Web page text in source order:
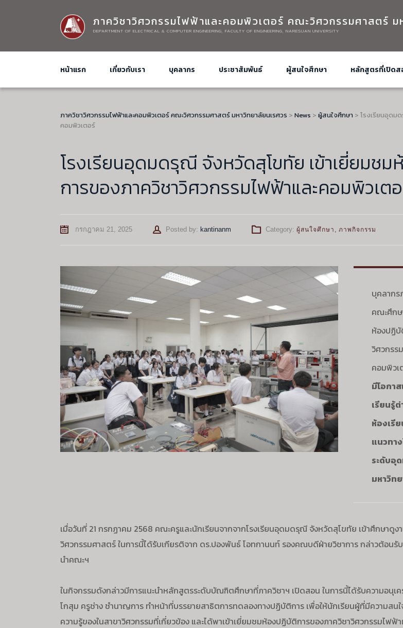
ภาควิชาวิศวกรรมไฟฟ้าและคอมพิวเตอร์ คณะวิศวกรรมศาสตร์ ม
DEPARTMENT OF ELECTRICAL & COMPUTER ENGINEERING, FACULTY OF ENGINEERING, NARESUAN UNIVERSITY
หน้าแรก เกี่ยวกับเรา บุคลากร ประชาสัมพันธ์ ผู้สนใจศึกษา หลักสูตรที่เปิดส
ภาควิชาวิศวกรรมไฟฟ้าและคอมพิวเตอร์ คณะวิศวกรรมศาสตร์ มหาวิทยาลัยนเรศวร > News > ผู้สนใจศึกษา > โรงเรียนอุดม
คอมพิวเตอร์
โรงเรียนอุดมดรุณี จังหวัดสุโขทัย เข้าเยี่ยมช
การของภาควิชาวิศวกรรมไฟฟ้าและคอมพิวเต
กรกฎาคม 21, 2025 Posted by: Author
kantinanm Category: ผู้สนใจศึกษา , ภาพกิจกรรม
บุคลากร
คณะศึกษ
ห้องปฏิบั
วิศวกรร
คอมพิวเ
มีโอกา
เรียนรู้
ห้องเรี
แนวทา
ระดับอุ
มหาวิท
เมื่อวันที่ 21 กรกฏาคม 2568 คณะครูและนักเรียนจากจากโรงเรียนอุดมดรุณี จังหวัดสุโขทัย เข้าศึกษาดู
วิศวกรรมศาสตร์ ในการนี้ได้รับเกียรติจาก ดร.ปองพันธ์ โอทกานนท์ รองคณบดีฝ่ายวิชาการ กล่าวต้อนรั
นำคณะฯ
ในกิจกรรมดังกล่าวมีการแนะนำหลักสูตรระดับบัณฑิตศึกษาที่ภาควิชาฯ เปิดสอน ในการนี้ได้รับความอนุเค
โกสุม ครูช่าง ชำนาญการ ทำหน้าที่บรรยายสาธิตการทดลองทางปฏิบัติการ เพื่อให้นักเรียนผู้ที่มีความสนใ
ความรู้ของในสาขาวิศวกรรมที่เกี่ยวข้อง และได้พาเข้าเยี่ยมชมห้องปฏิบัติการของภาควิชาวิศวกรรมไฟฟ้